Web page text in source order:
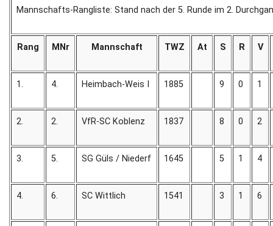
Mannschafts-Rangliste: Stand nach der 5. Runde im 2.
Rang MNr Mannschaft TWZ At S R V
1. 4. Heimbach-Weis I 1885 9 0 1
2. 2. VfR-SC Koblenz 1837 8 0 2
3. 5. SG Güls / Niederf 1645 5 1 4
4. 6. SC Wittlich 1541 3 1 6